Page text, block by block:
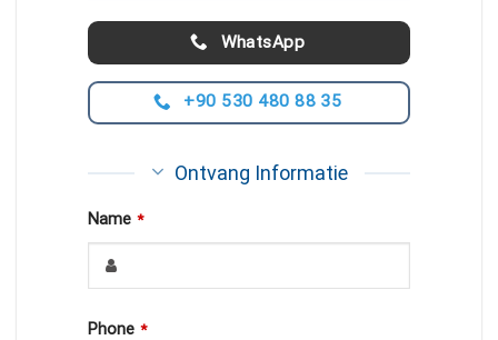
WhatsApp
+90 530 480 88 35
Ontvang Informatie
Name *
Phone *